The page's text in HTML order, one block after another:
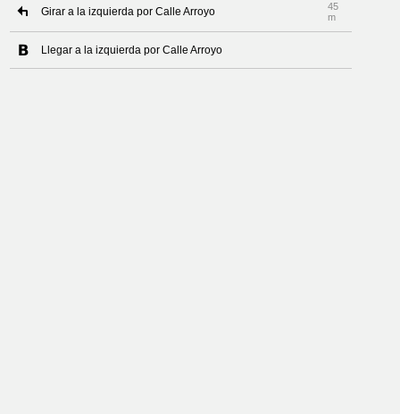
Girar a la izquierda por Calle Arroyo
45
m
Llegar a la izquierda por Calle Arroyo